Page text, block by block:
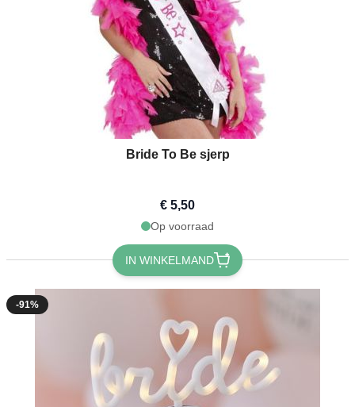
Bride To Be sjerp
€ 5,50
Op voorraad
IN WINKELMAND
-91%